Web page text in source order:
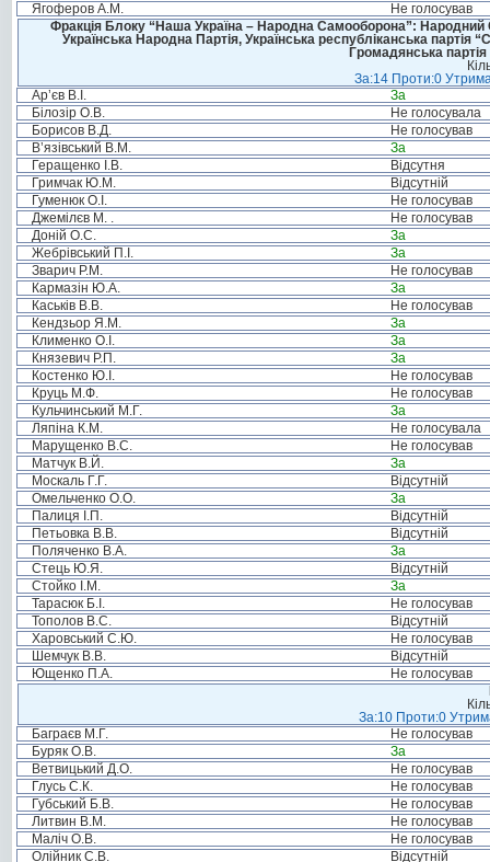
Ягоферов А.М.
Не голосував
Фракція Блоку “Наша Україна – Народна Самооборона”: Народний
Українська Народна Партія, Українська республіканська
Громадянська
За:14 Проти:0
Ар’єв В.І.
За
Білозір О.В.
Не голосувала
Борисов В.Д.
Не голосував
В’язівський В.М.
За
Геращенко І.В.
Відсутня
Гримчак Ю.М.
Відсутній
Гуменюк О.І.
Не голосував
Джемілєв М. .
Не голосував
Доній О.С.
За
Жебрівський П.І.
За
Зварич Р.М.
Не голосував
Кармазін Ю.А.
За
Каськів В.В.
Не голосував
Кендзьор Я.М.
За
Клименко О.І.
За
Князевич Р.П.
За
Костенко Ю.І.
Не голосував
Круць М.Ф.
Не голосував
Кульчинський М.Г.
За
Ляпіна К.М.
Не голосувала
Марущенко В.С.
Не голосував
Матчук В.Й.
За
Москаль Г.Г.
Відсутній
Омельченко О.О.
За
Палиця І.П.
Відсутній
Петьовка В.В.
Відсутній
Поляченко В.А.
За
Стець Ю.Я.
Відсутній
Стойко І.М.
За
Тарасюк Б.І.
Не голосував
Тополов В.С.
Відсутній
Харовський С.Ю.
Не голосував
Шемчук В.В.
Відсутній
Ющенко П.А.
Не голосував
За:10 Проти:0
Баграєв М.Г.
Не голосував
Буряк О.В.
За
Ветвицький Д.О.
Не голосував
Глусь С.К.
Не голосував
Губський Б.В.
Не голосував
Литвин В.М.
Не голосував
Маліч О.В.
Не голосував
Олійник С.В.
Відсутній